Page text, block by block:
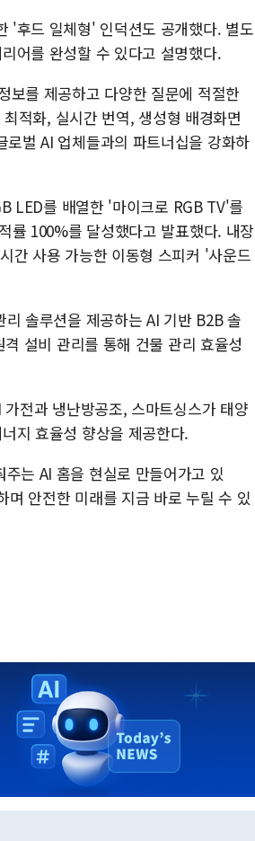
'후드 일체형' 인덕션도 공개했다. 별도
어를 완성할 수 있다고 설명했다.
보를 제공하고 다양한 질문에 적절한
적화, 실시간 번역, 생성형 배경화면
로벌 AI 업체들과의 파트너십을 강화하
LED를 배열한 '마이크로 RGB TV'를
률 100%를 달성했다고 발표했다. 내장
간 사용 가능한 이동형 스피커 '사운드
솔루션을 제공하는 AI 기반 B2B 솔
설비 관리를 통해 건물 관리 효율성
전과 냉난방공조, 스마트싱스가 태양
지 효율성 향상을 제공한다.
는 AI 홈을 현실로 만들어가고 있
안전한 미래를 지금 바로 누릴 수 있